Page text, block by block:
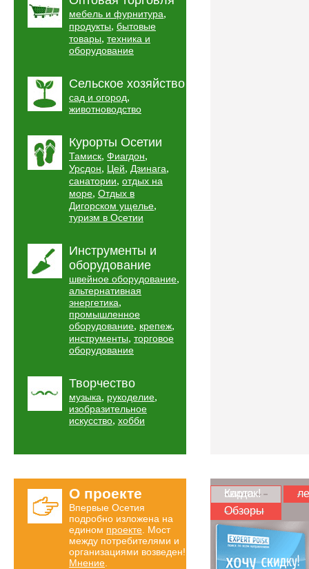
мебель и фурнитура,
продукты, бытовые
товары, техника и
оборудование
Сельское хозяйство
сад и огород,
животноводство
Курорты Осетии
Тамиск, Фиагдон,
Урсдон, Цей, Дзинага,
санатории, отдых на
море, Отдых в
Дигорском ущелье,
туризм в Осетии
Инструменты и
оборудование
швейное оборудование,
альтернативная
энергетика,
промышленное
оборудование, крепеж,
инструменты, торговое
оборудование
Творчество
музыка, рукоделие,
изобразительное
искусство, хобби
О проекте
Впервые Осетия
подробно изложена на
едином проекте . Мост
между потребителями и
организациями возведен!
Мнение
Карта скидок!
Обзоры